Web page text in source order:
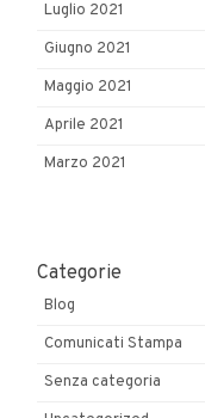
Luglio 2021
Giugno 2021
Maggio 2021
Aprile 2021
Marzo 2021
Categorie
Blog
Comunicati Stampa
Senza categoria